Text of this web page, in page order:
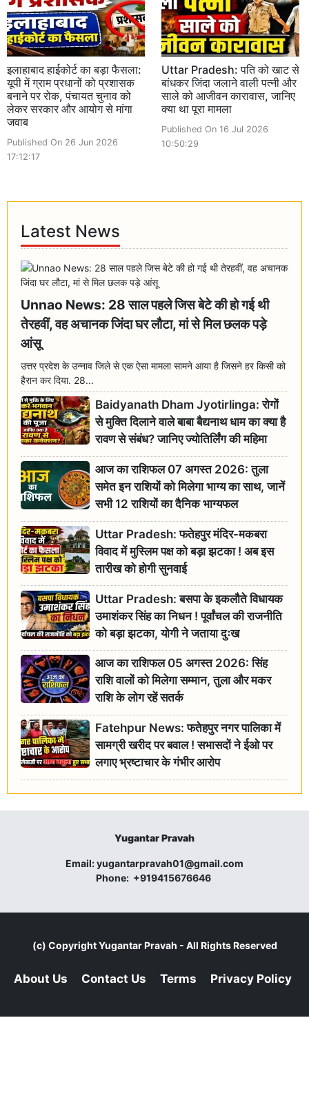
इलाहाबाद हाईकोर्ट का बड़ा फैसला:
यूपी में ग्राम प्रधानों को प्रशासक
बनाने पर रोक, पंचायत चुनाव को
लेकर सरकार और आयोग से मांगा
जवाब
Published On 26 Jun 2026
17:12:17
Uttar Pradesh: पति को खाट से
बांधकर जिंदा जलाने वाली पत्नी और
साले को आजीवन कारावास, जानिए
क्या था पूरा मामला
Published On 16 Jul 2026
10:50:29
Latest News
Unnao News: 28 साल पहले जिस बेटे की हो गई थी
तेरहवीं, वह अचानक जिंदा घर लौटा, मां से मिल छलक पड़े
आंसू
उत्तर प्रदेश के उन्नाव जिले से एक ऐसा मामला सामने आया है जिसने हर किसी को
हैरान कर दिया. 28...
Baidyanath Dham Jyotirlinga: रोगों
से मुक्ति दिलाने वाले बाबा बैद्यनाथ धाम का क्या है
रावण से संबंध? जानिए ज्योतिर्लिंग की महिमा
आज का राशिफल 07 अगस्त 2026: तुला
समेत इन राशियों को मिलेगा भाग्य का साथ, जानें
सभी 12 राशियों का दैनिक भाग्यफल
Uttar Pradesh: फतेहपुर मंदिर-मकबरा
विवाद में मुस्लिम पक्ष को बड़ा झटका ! अब इस
तारीख को होगी सुनवाई
Uttar Pradesh: बसपा के इकलौते विधायक
उमाशंकर सिंह का निधन ! पूर्वांचल की राजनीति
को बड़ा झटका, योगी ने जताया दुःख
आज का राशिफल 05 अगस्त 2026: सिंह
राशि वालों को मिलेगा सम्मान, तुला और मकर
राशि के लोग रहें सतर्क
Fatehpur News: फतेहपुर नगर पालिका में
सामग्री खरीद पर बवाल ! सभासदों ने ईओ पर
लगाए भ्रष्टाचार के गंभीर आरोप
Yugantar Pravah
Email:yugantarpravah01@gmail.com
Phone: +919415676646
(c) CopyrightYugantar Pravah - All Rights Reserved
About Us Contact Us Terms Privacy Policy